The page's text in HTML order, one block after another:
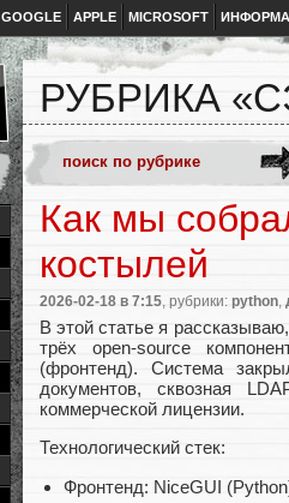
GOOGLE APPLE MICROSOFT
РУБРИКА
Как мы
костылей
2026-02-18 в 7:15 , рубрики: python
В этой статье я
трёх open-source
(фронтенд). Система
документов, сквозная
коммерческой лицензии.
Технологический стек:
Фронтенд: NiceGUI